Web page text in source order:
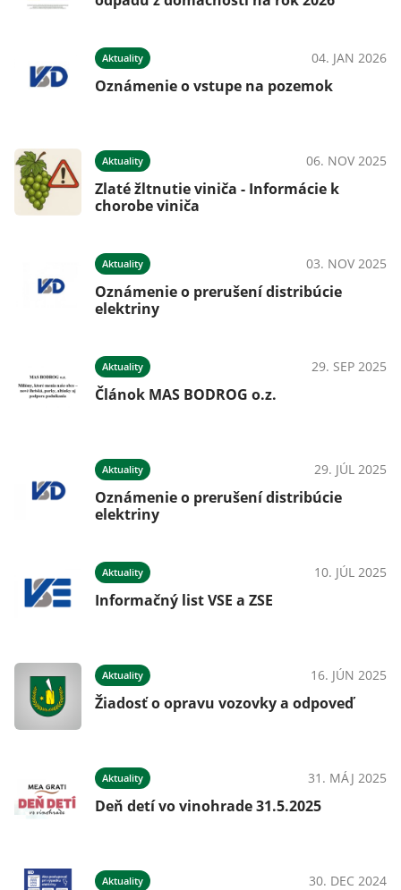
Aktuality 04. JAN 2026
Oznámenie o vstupe na pozemok
Aktuality 06. NOV 2025
Zlaté žltnutie viniča - Informácie k
chorobe viniča
Aktuality 03. NOV 2025
Oznámenie o prerušení distribúcie
elektriny
Aktuality 29. SEP 2025
Článok MAS BODROG o.z.
Aktuality 29. JÚL 2025
Oznámenie o prerušení distribúcie
elektriny
Aktuality 10. JÚL 2025
Informačný list VSE a ZSE
Aktuality 16. JÚN 2025
Žiadosť o opravu vozovky a odpoveď
Aktuality 31. MÁJ 2025
Deň detí vo vinohrade 31.5.2025
Aktuality 30. DEC 2024